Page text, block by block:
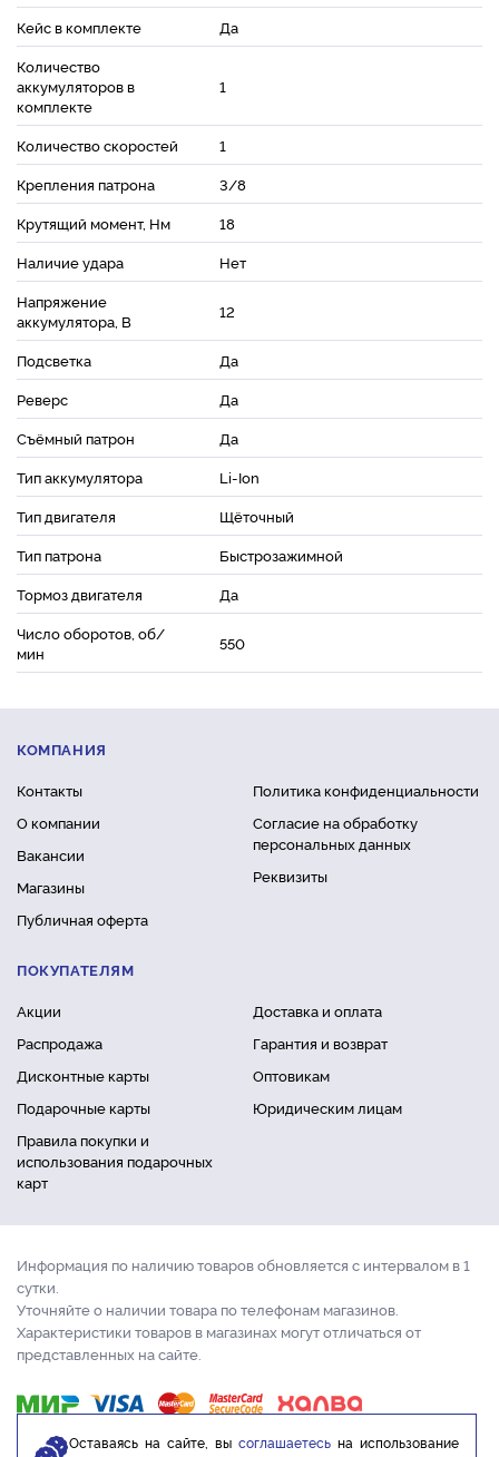
Кейс в комплекте
Да
Количество
аккумуляторов в
комплекте
1
Количество скоростей
1
Крепления патрона
3/8
Крутящий момент, Нм
18
Наличие удара
Нет
Напряжение
аккумулятора, В
12
Подсветка
Да
Реверс
Да
Съёмный патрон
Да
Тип аккумулятора
Li-Ion
Тип двигателя
Щёточный
Тип патрона
Быстрозажимной
Тормоз двигателя
Да
Число оборотов, об/
мин
550
КОМПАНИЯ
Контакты
О компании
Вакансии
Магазины
Публичная оферта
Политика конфиденциальности
Согласие на обработку
персональных данных
Реквизиты
ПОКУПАТЕЛЯМ
Акции
Распродажа
Дисконтные карты
Подарочные карты
Правила покупки и
использования подарочных
карт
Доставка и оплата
Гарантия и возврат
Оптовикам
Юридическим лицам
Информация по наличию товаров обновляется с интервалом в 1
сутки.
Уточняйте о наличии товара по телефонам магазинов.
Характеристики товаров в магазинах могут отличаться от
представленных на сайте.
Оставаясь на сайте, высоглашаетесь на использование